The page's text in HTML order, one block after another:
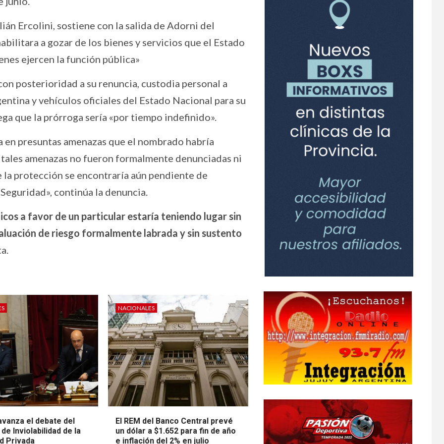
Ercolini, sostiene con la salida de Adorni del
a gozar de los bienes y servicios que el Estado
ejercen la función pública»
posterioridad a su renuncia, custodia personal a
y vehículos oficiales del Estado Nacional para su
que la prórroga sería «por tiempo indefinido».
presuntas amenazas que el nombrado habría
amenazas no fueron formalmente denunciadas ni
protección se encontraría aún pendiente de
continúa la denuncia.
a favor de un particular estaría teniendo lugar sin
de riesgo formalmente labrada y sin sustento
el debate del
Inviolabilidad de la
Privada
NACIONALES
El REM del Banco Central prevé
un dólar a $1.652 para fin de año
e inflación del 2% en julio